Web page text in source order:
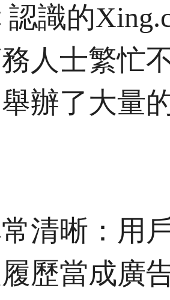
認識的
人士繁忙
辦了大量
清晰：用
歷當成廣